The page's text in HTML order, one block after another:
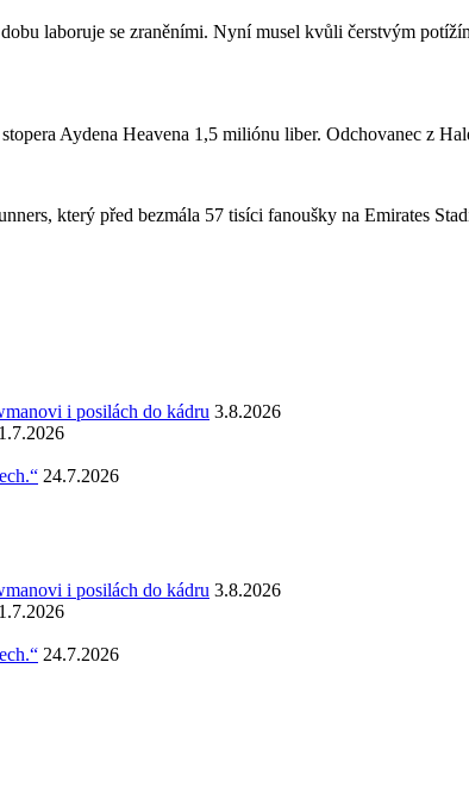
laboruje se zraněními. Nyní musel kvůli čerstvým
Aydena Heavena 1,5 miliónu liber. Odchovanec z
který před bezmála 57 tisíci fanoušky na Emirates
i posilách do kádru 3.8.2026
24.7.2026
i posilách do kádru 3.8.2026
24.7.2026